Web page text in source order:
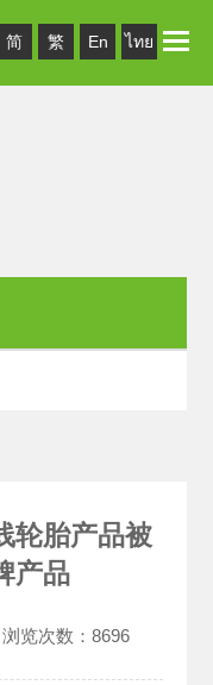
简 繁 En ไทย Toggle
轮胎产品被
产品
览次数： 8696